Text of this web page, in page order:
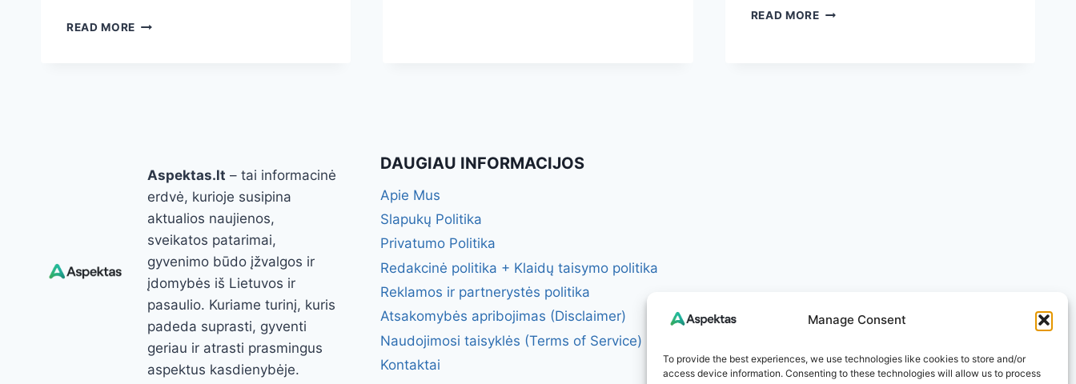
Manage Consent
To provide the best experiences, we use technologies like cookies to store and/or
access device information. Consenting to these technologies will allow us to process
READ MORE
SKAISTESNĖ
READ MORESALDYMEDŽIO
Aspektas.lt – tai informacinė
erdvė, kurioje susipina
aktualios naujienos,
sveikatos patarimai,
gyvenimo būdo įžvalgos ir
įdomybės iš Lietuvos ir
pasaulio. Kuriame turinį, kuris
padeda suprasti, gyventi
geriau ir atrasti prasmingus
aspektus kasdienybėje.
DAUGIAU INFORMACIJOS
Apie Mus
Slapukų Politika
Privatumo Politika
Redakcinė politika + Klaidų taisymo politika
Reklamos ir partnerystės politika
Atsakomybės apribojimas (Disclaimer)
Naudojimosi taisyklės (Terms of Service)
Kontaktai